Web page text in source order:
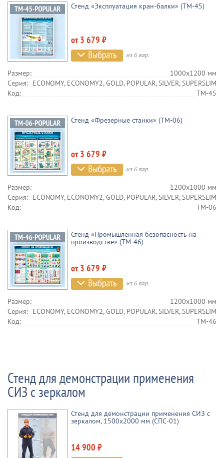
Стенд «Эксплуатация кран-балки» (TM-45)
от 3 679 ₽
из 6 вар.
Размер:
1000х1200 мм
Серия: ECONOMY, ECONOMY2, GOLD, POPULAR, SILVER, SUPERSLIM
Код:
TM-45
Стенд «Фрезерные станки» (TM-06)
от 3 679 ₽
из 6 вар.
Размер:
1200х1000 мм
Серия: ECONOMY, ECONOMY2, GOLD, POPULAR, SILVER, SUPERSLIM
Код:
TM-06
Стенд «Промышленная безопасность на
производстве» (TM-46)
от 3 679 ₽
из 6 вар.
Размер:
1200х1000 мм
Серия: ECONOMY, ECONOMY2, GOLD, POPULAR, SILVER, SUPERSLIM
Код:
TM-46
Стенд для демонстрации применения
СИЗ с зеркалом
Стенд для демонстрации применения СИЗ с
зеркалом, 1500х2000 мм (СПС-01)
14 900 ₽